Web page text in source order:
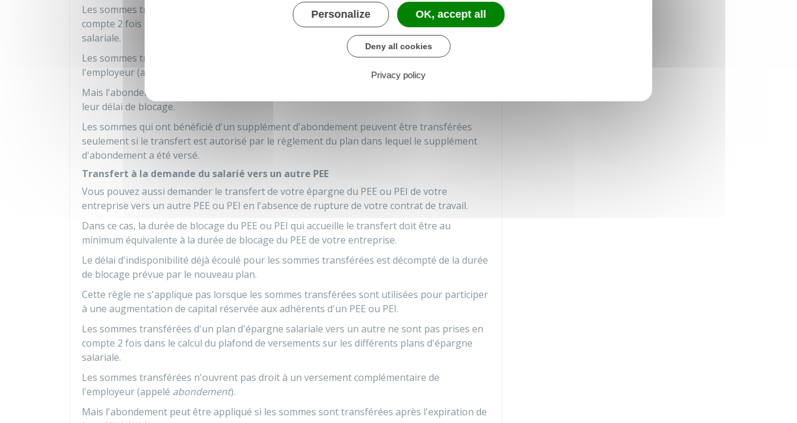
Les sommes transférées d'un plan d'épargne salariale vers un autre ne sont pas prises en
compte 2 fois dans le calcul du plafond de versements sur les différents plans d'épargne
salariale.
Les sommes transférées n'ouvrent pas droit à un versement complémentaire de
l'employeur (appelé
Mais l'abondement peut être appliqué si les sommes sont transférées après l'expiration de
leur délai de blocage.
Les sommes qui ont bénéficié d'un supplément d'abondement peuvent être transférées
seulement si le transfert est autorisé par le règlement du plan dans lequel le supplément
d'abondement a été versé.
Transfert à la demande du salarié vers un autre PEE
Vous pouvez aussi demander le transfert de votre épargne du PEE ou PEI de votre
entreprise vers un autre PEE ou PEI en l'absence de rupture de votre contrat de travail.
Dans ce cas, la durée de blocage du PEE ou PEI qui accueille le transfert doit être au
minimum équivalente à la durée de blocage du PEE de votre entreprise.
Le délai d'indisponibilité déjà écoulé pour les sommes transférées est décompté de la durée
de blocage prévue par le nouveau plan.
Cette règle ne s'applique pas lorsque les sommes transférées sont utilisées pour participer
à une augmentation de capital réservée aux adhérents d'un PEE ou PEI.
Les sommes transférées d'un plan d'épargne salariale vers un autre ne sont pas prises en
compte 2 fois dans le calcul du plafond de versements sur les différents plans d'épargne
salariale.
Les sommes transférées n'ouvrent pas droit à un versement complémentaire de
l'employeur (appelé abondement).
Mais l'abondement peut être appliqué si les sommes sont transférées après l'expiration de
Personalize OK, accept all
Deny all cookies
Privacy policy